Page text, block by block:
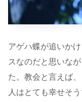
アゲハ蝶が追いか
スなのだと思いな
た。教会と言えば
人はとても幸せそ